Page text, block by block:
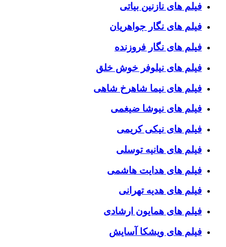
فیلم های نازنین بیاتی
فیلم های نگار جواهریان
فیلم های نگار فروزنده
فیلم های نیلوفر خوش خلق
فیلم های نیما شاهرخ شاهی
فیلم های نیوشا ضیغمی
فیلم های نیکی کریمی
فیلم های هانیه توسلی
فیلم های هدایت هاشمی
فیلم های هدیه تهرانی
فیلم های همایون ارشادی
فیلم های ویشکا آسایش